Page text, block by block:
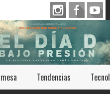
Tendencias